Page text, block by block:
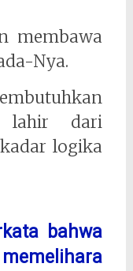
membawa
Nya.
lahir dari
logika
bahwa